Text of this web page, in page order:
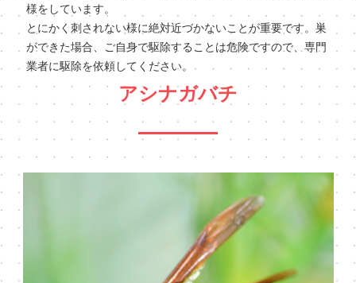
様をしています。
とにかく刺されない様に絶対近づかないことが重要です。巣
ができた場合、ご自身で駆除することは危険ですので、専門
業者に駆除を依頼してください。
アシナガバチ